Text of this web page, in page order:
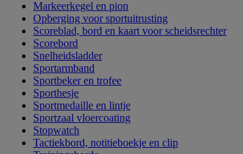
Markeerkegel en pion
Opberging voor sportuitrusting
Scoreblad, bord en kaart voor scheidsrechter
Scorebord
Snelheidsladder
Sportarmband
Sportbeker en trofee
Sporthesje
Sportmedaille en lintje
Sportzaal vloercoating
Stopwatch
Tactiekbord, notitieboekje en clip